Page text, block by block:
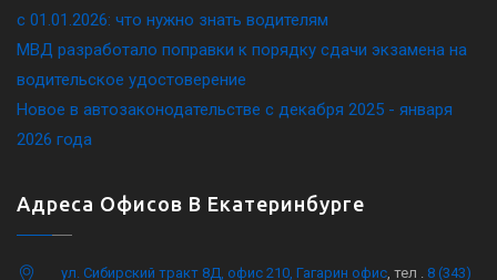
c 01.01.2026: что нужно знать водителям
МВД разработало поправки к порядку сдачи экзамена на
водительское удостоверение
Новое в автозаконодательстве с декабря 2025 - января
2026 года
Адреса Офисов В Екатеринбурге
ул. Сибирский тракт 8Д, офис 210, Гагарин офис , тел . 8 (343)